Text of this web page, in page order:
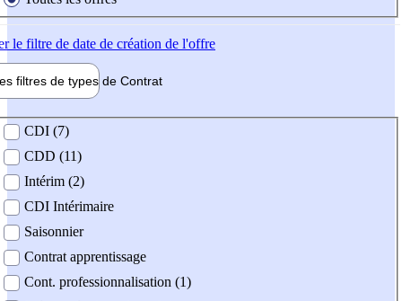
le filtre de date de création de l'offre
filtres de types de Contrat
contrat
CDI (7)
CDD (11)
Intérim (2)
CDI Intérimaire
Saisonnier
Contrat apprentissage
Cont. professionnalisation (1)